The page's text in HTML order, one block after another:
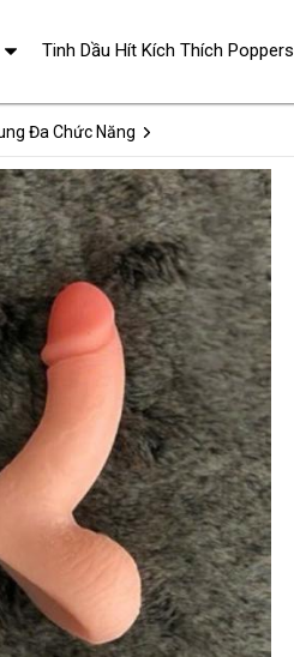
Đa Chức Năng
Tinh Dầu Hít Kích Thích Poppers